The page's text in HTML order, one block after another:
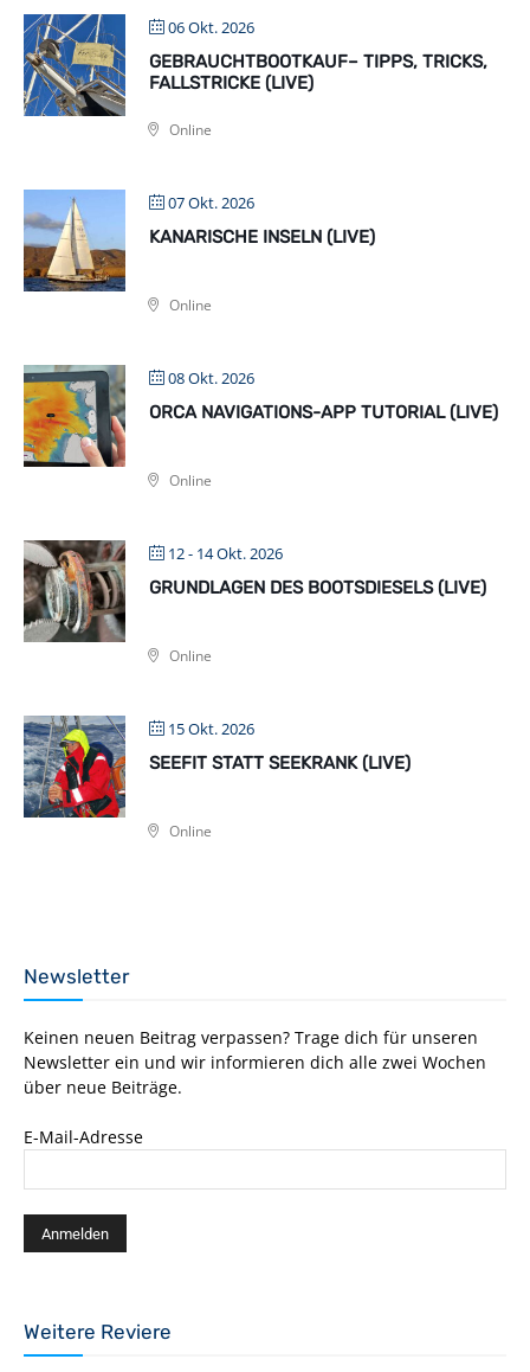
06 Okt. 2026
GEBRAUCHTBOOTKAUF– TIPPS, TRICKS,
FALLSTRICKE (LIVE)
Online
07 Okt. 2026
KANARISCHE INSELN (LIVE)
Online
08 Okt. 2026
ORCA NAVIGATIONS-APP TUTORIAL (LIVE)
Online
12 - 14 Okt. 2026
GRUNDLAGEN DES BOOTSDIESELS (LIVE)
Online
15 Okt. 2026
SEEFIT STATT SEEKRANK (LIVE)
Online
Newsletter
Keinen neuen Beitrag verpassen? Trage dich für unseren
Newsletter ein und wir informieren dich alle zwei Wochen
über neue Beiträge.
E-Mail-Adresse
Weitere Reviere